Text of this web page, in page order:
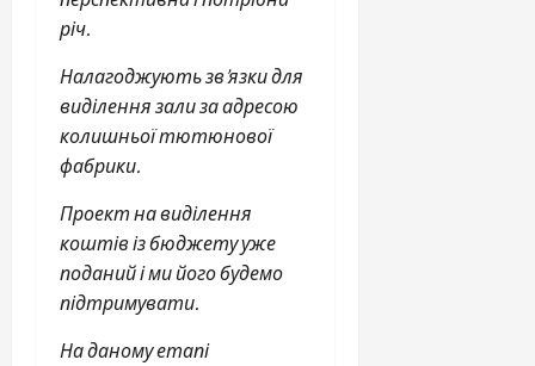
річ.
Налагоджують зв’язки для
виділення зали за адресою
колишньої тютюнової
фабрики.
Проект на виділення
коштів із бюджету уже
поданий і ми його будемо
підтримувати.
На даному етапі